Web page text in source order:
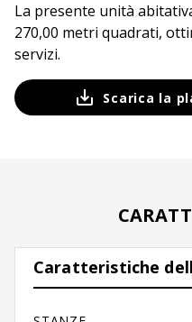
La presente unità
270,00 metri quadrati,
servizi.
Scarica la
Caratteristiche